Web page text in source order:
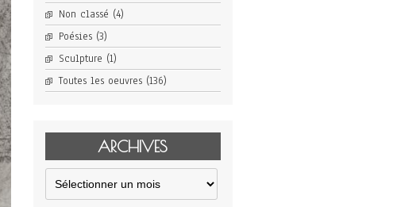
Non classé (4)
Poésies(3)
Sculpture (1)
Toutes les oeuvres(136)
ARCHIVES
Archives